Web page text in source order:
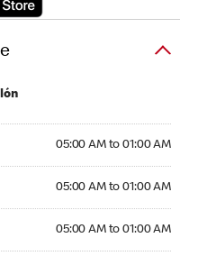
05:00 AM to 01:00 AM
05:00 AM to 01:00 AM
05:00 AM to 01:00 AM